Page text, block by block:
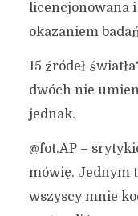
licencjonowana
okazaniem
15 źródeł
dwóch nie
jednak.
@fot.AP –
mówię. Jednym
wszyscy mnie